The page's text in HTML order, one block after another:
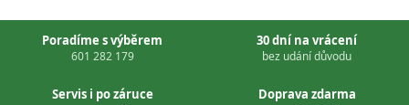
Poradíme s výběrem
601 282 179
30 dní na vrácení
bez udání důvodu
Servis i po záruce Doprava zdarma